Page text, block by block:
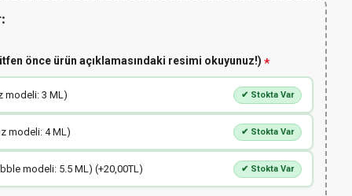
önce ürün açıklamasındaki resimi okuyunuz!)
modeli: 3 ML) ✔ Stokta Var
modeli: 4 ML) ✔ Stokta Var
modeli: 5.5 ML) (+20,00TL) ✔ Stokta Var